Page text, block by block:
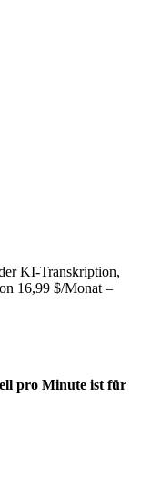
KI-Transkription,
16,99 $/Monat –
pro Minute ist für